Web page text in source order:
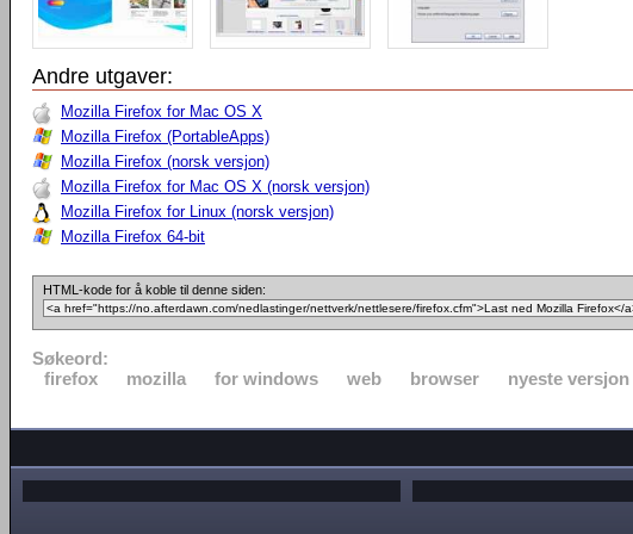
Andre utgaver:
Mozilla Firefox for Mac OS X
Mozilla Firefox (PortableApps)
Mozilla Firefox (norsk versjon)
Mozilla Firefox for Mac OS X (norsk versjon)
Mozilla Firefox for Linux (norsk versjon)
Mozilla Firefox 64-bit
HTML-kode for å koble til denne siden:
Søkeord:
firefox
mozilla for windows web browser nyeste versjon